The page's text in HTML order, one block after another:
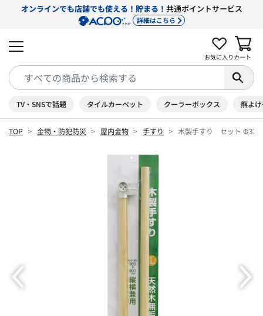
オンラインでも店舗でも使える！貯まる！ 共通ポイントサービス
詳細はこちら
お気に入り カート
TV・SNSで話題 タイルカーペット クーラーボックス 熊よ
TOP 金物・防犯防災 屋内金物 手すり 木製手すり セット